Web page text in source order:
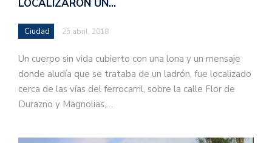
LOCALIZARON UN…
Ciudad 25 abril, 2018
Un cuerpo sin vida cubierto con una lona y un mensaje
donde aludía que se trataba de un ladrón, fue localizado
cerca de las vías del ferrocarril, sobre la calle Flor de
Durazno y Magnolias,…